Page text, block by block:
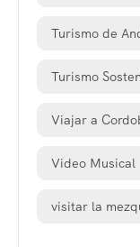
Turismo de
Turismo
Viajar a
Video Musical
visitar la